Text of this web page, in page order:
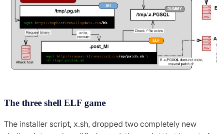
The three shell ELF game
The installer script, x.sh, dropped two completely new